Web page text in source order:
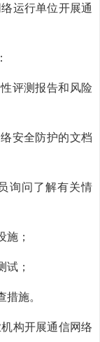
运行单位开展通
评测报告和风险
安全防护的文档
问了解有关情
；
；
施。
构开展通信网络